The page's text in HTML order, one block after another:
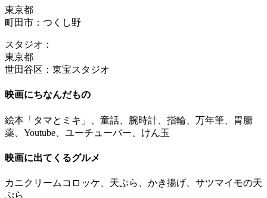
東京都
町田市：つくし野
スタジオ：
東京都
世田谷区：東宝スタジオ
映画にちなんだもの
絵本「タマとミキ」、童話、腕時計、指輪、万年筆、胃腸
薬、Youtube、ユーチューバー、けん玉
映画に出てくるグルメ
カニクリームコロッケ、天ぷら、かき揚げ、サツマイモの天
ぷら